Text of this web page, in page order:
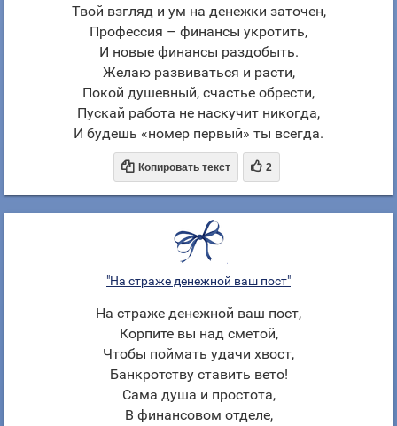
Твой взгляд и ум на денежки заточен,
Профессия – финансы укротить,
И новые финансы раздобыть.
Желаю развиваться и расти,
Покой душевный, счастье обрести,
Пускай работа не наскучит никогда,
И будешь «номер первый» ты всегда.
 Копировать текст  2
"На страже денежной ваш пост"
На страже денежной ваш пост,
Корпите вы над сметой,
Чтобы поймать удачи хвост,
Банкротству ставить вето!
Сама душа и простота,
В финансовом отделе,